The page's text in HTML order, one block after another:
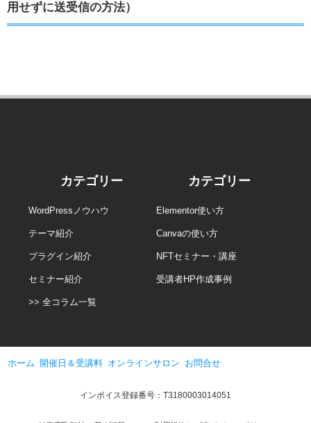
用せずに送受信の方法）
カテゴリー
WordPressノウハウ
テーマ紹介
プラグイン紹介
セミナー紹介
>> 全コラム一覧
カテゴリー
Elementor使い方
Canvaの使い方
NFTセミナー・講座
受講者HP作成事例
ホーム 開催日＆受講料 オンラインサロン お問合せ
インボイス登録番号：T3180003014051